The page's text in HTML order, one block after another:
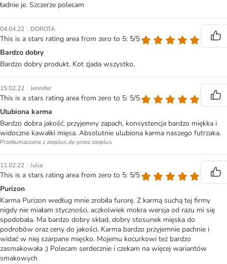
ładnie je. Szczerze polecam
04.04.22 | DOROTA
This is a stars rating area from zero to 5: 5/5
Bardzo dobry
Bardzo dobry produkt. Kot zjada wszystko.
15.02.22 | Jennifer
This is a stars rating area from zero to 5: 5/5
Ulubiona karma
Bardzo dobra jakość, przyjemny zapach, konsystencja bardzo miękka i
widoczne kawałki mięsa. Absolutnie ulubiona karma naszego futrzaka.
Przetłumaczone z zooplus.de przez zooplus
11.02.22 | Julia
This is a stars rating area from zero to 5: 5/5
Purizon
Karma Purizon według mnie zrobiła furorę. Z karmą suchą tej firmy
nigdy nie miałam styczności, aczkolwiek mokra wersja od razu mi się
spodobała. Ma bardzo dobry skład, dobry stosunek mięska do
podrobów oraz ceny do jakości. Karma bardzo przyjemnie pachnie i
widać w niej szarpane mięsko. Mojemu kocurkowi też bardzo
zasmakowała ;) Polecam serdecznie i czekam na więcej wariantów
smakowych